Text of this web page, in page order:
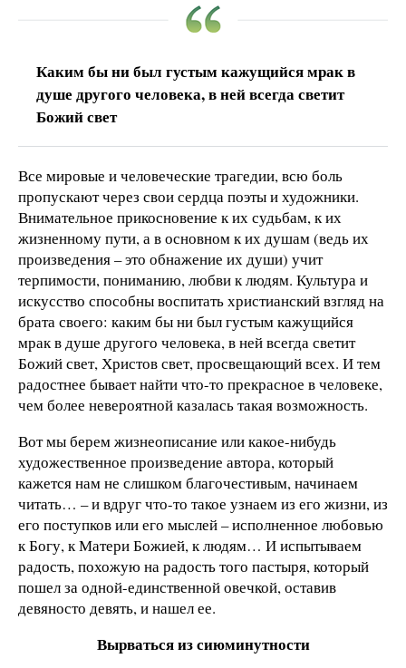
Каким бы ни был густым кажущийся мрак в
душе другого человека, в ней всегда светит
Божий свет
Все мировые и человеческие трагедии, всю боль
пропускают через свои сердца поэты и художники.
Внимательное прикосновение к их судьбам, к их
жизненному пути, а в основном к их душам (ведь их
произведения – это обнажение их души) учит
терпимости, пониманию, любви к людям. Культура и
искусство способны воспитать христианский взгляд на
брата своего: каким бы ни был густым кажущийся
мрак в душе другого человека, в ней всегда светит
Божий свет, Христов свет, просвещающий всех. И тем
радостнее бывает найти что-то прекрасное в человеке,
чем более невероятной казалась такая возможность.
Вот мы берем жизнеописание или какое-нибудь
художественное произведение автора, который
кажется нам не слишком благочестивым, начинаем
читать… – и вдруг что-то такое узнаем из его жизни, из
его поступков или его мыслей – исполненное любовью
к Богу, к Матери Божией, к людям… И испытываем
радость, похожую на радость того пастыря, который
пошел за одной-единственной овечкой, оставив
девяносто девять, и нашел ее.
Вырваться из сиюминутности